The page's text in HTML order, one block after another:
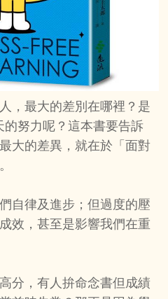
，最大的差別在哪裡？是
努力呢？這本書要告訴
大的差異，就在於「面對
自律及進步；但過度的壓
效，甚至是影響我們在重
分，有人拚命念書但成績